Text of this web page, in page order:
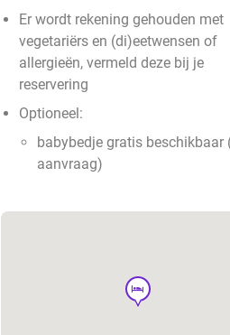
Er wordt rekening gehouden met
vegetariërs en (di)eetwensen of
allergieën, vermeld deze bij je
reservering
Optioneel:
babybedje gratis beschikbaar
aanvraag)
hotel